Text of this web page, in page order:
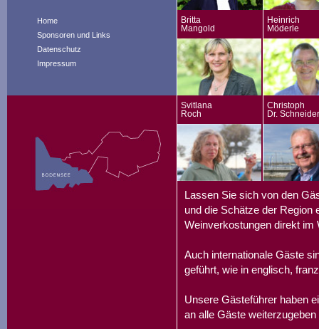
Home
Sponsoren und Links
Datenschutz
Impressum
Britta
Mangold
Heinrich
Möderle
Svitlana
Roch
Christoph
Dr. Schneider
Lassen Sie sich von den
und die Schätze der Region
Weinverkostungen direkt im
Auch internationale Gäste
geführt, wie in englisch,
Unsere Gästeführer haben
an alle Gäste